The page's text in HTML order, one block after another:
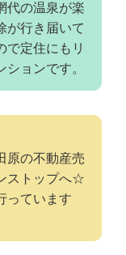
代の温泉が楽
が行き届いて
で定住にもリ
ョンです。
原の不動産売
ストップへ☆
っています